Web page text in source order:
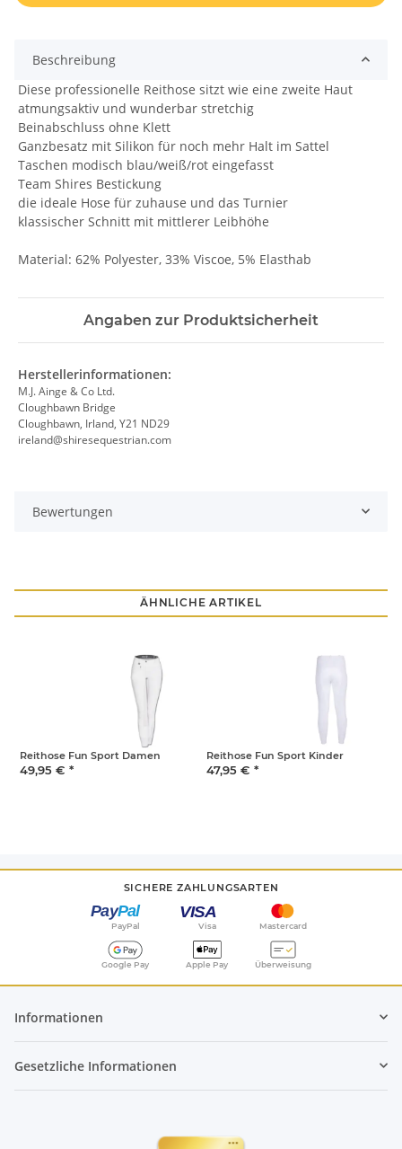
Beschreibung
Diese professionelle Reithose sitzt wie eine zweite Haut
atmungsaktiv und wunderbar stretchig
Beinabschluss ohne Klett
Ganzbesatz mit Silikon für noch mehr Halt im Sattel
Taschen modisch blau/weiß/rot eingefasst
Team Shires Bestickung
die ideale Hose für zuhause und das Turnier
klassischer Schnitt mit mittlerer Leibhöhe
Material: 62% Polyester, 33% Viscoe, 5% Elasthab
Angaben zur Produktsicherheit
Herstellerinformationen:
M.J. Ainge & Co Ltd.
Cloughbawn Bridge
Cloughbawn, Irland, Y21 ND29
ireland@shiresequestrian.com
Bewertungen
ÄHNLICHE ARTIKEL
Reithose Fun Sport Damen
49,95 € *
Reithose Fun Sport Kinder
47,95 € *
SICHERE ZAHLUNGSARTEN
PayPal Visa Mastercard
Google Pay Apple Pay Überweisung
Informationen
Gesetzliche Informationen